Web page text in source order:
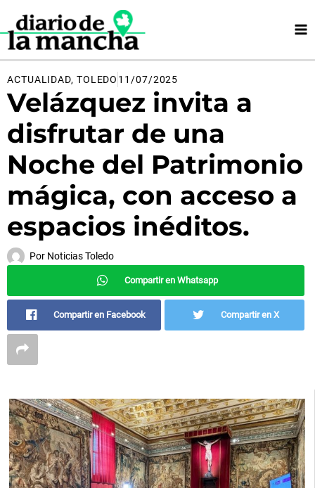
contenido
ACTUALIDAD, TOLEDO 11/07/2025
Velázquez invita a
disfrutar de una
Noche del Patrimonio
mágica, con acceso a
espacios inéditos.
Por Noticias Toledo
Compartir en Whatsapp
Compartir en Facebook Compartir en X